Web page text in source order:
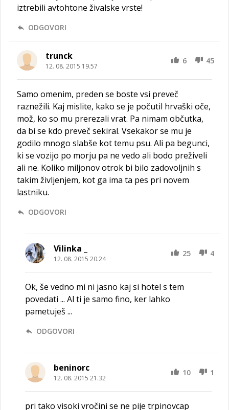
iztrebili avtohtone živalske vrste!
ODGOVORI
trunck
12. 08. 2015 19.57
6 45
Samo omenim, preden se boste vsi preveč
raznežili. Kaj mislite, kako se je počutil hrvaški oče,
mož, ko so mu prerezali vrat. Pa nimam občutka,
da bi se kdo preveč sekiral. Vsekakor se mu je
godilo mnogo slabše kot temu psu. Ali pa begunci,
ki se vozijo po morju pa ne vedo ali bodo preživeli
ali ne. Koliko miljonov otrok bi bilo zadovoljnih s
takim življenjem, kot ga ima ta pes pri novem
lastniku.
ODGOVORI
Vilinka _
12. 08. 2015 20.24
25 4
Ok, še vedno mi ni jasno kaj si hotel s tem
povedati ... Al ti je samo fino, ker lahko
pametuješ ...
ODGOVORI
beninorc
12. 08. 2015 21.32
10 1
pri tako visoki vročini se ne pije trpinovcap